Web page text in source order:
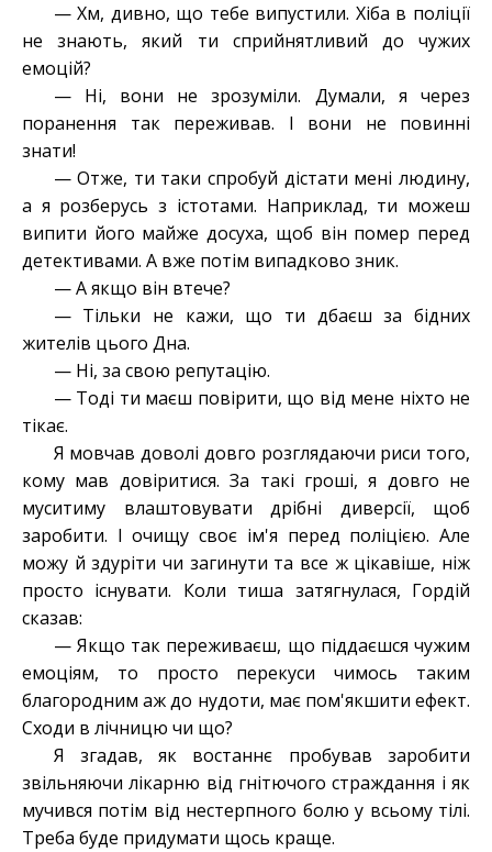
— Хм, дивно, що тебе випустили. Хіба в поліції
не знають, який ти сприйнятливий до чужих
емоцій?
— Ні, вони не зрозуміли. Думали, я через
поранення так переживав. І вони не повинні
знати!
— Отже, ти таки спробуй дістати мені людину,
а я розберусь з істотами. Наприклад, ти можеш
випити його майже досуха, щоб він помер перед
детективами. А вже потім випадково зник.
— А якщо він втече?
— Тільки не кажи, що ти дбаєш за бідних
жителів цього Дна.
— Ні, за свою репутацію.
— Тоді ти маєш повірити, що від мене ніхто не
тікає.
Я мовчав доволі довго розглядаючи риси того,
кому мав довіритися. За такі гроші, я довго не
муситиму влаштовувати дрібні диверсії, щоб
заробити. І очищу своє ім'я перед поліцією. Але
можу й здуріти чи загинути та все ж цікавіше, ніж
просто існувати. Коли тиша затягнулася, Гордій
сказав:
— Якщо так переживаєш, що піддаєшся чужим
емоціям, то просто перекуси чимось таким
благородним аж до нудоти, має пом'якшити ефект.
Сходи в лічницю чи що?
Я згадав, як востаннє пробував заробити
звільняючи лікарню від гнітючого страждання і як
мучився потім від нестерпного болю у всьому тілі.
Треба буде придумати щось краще.